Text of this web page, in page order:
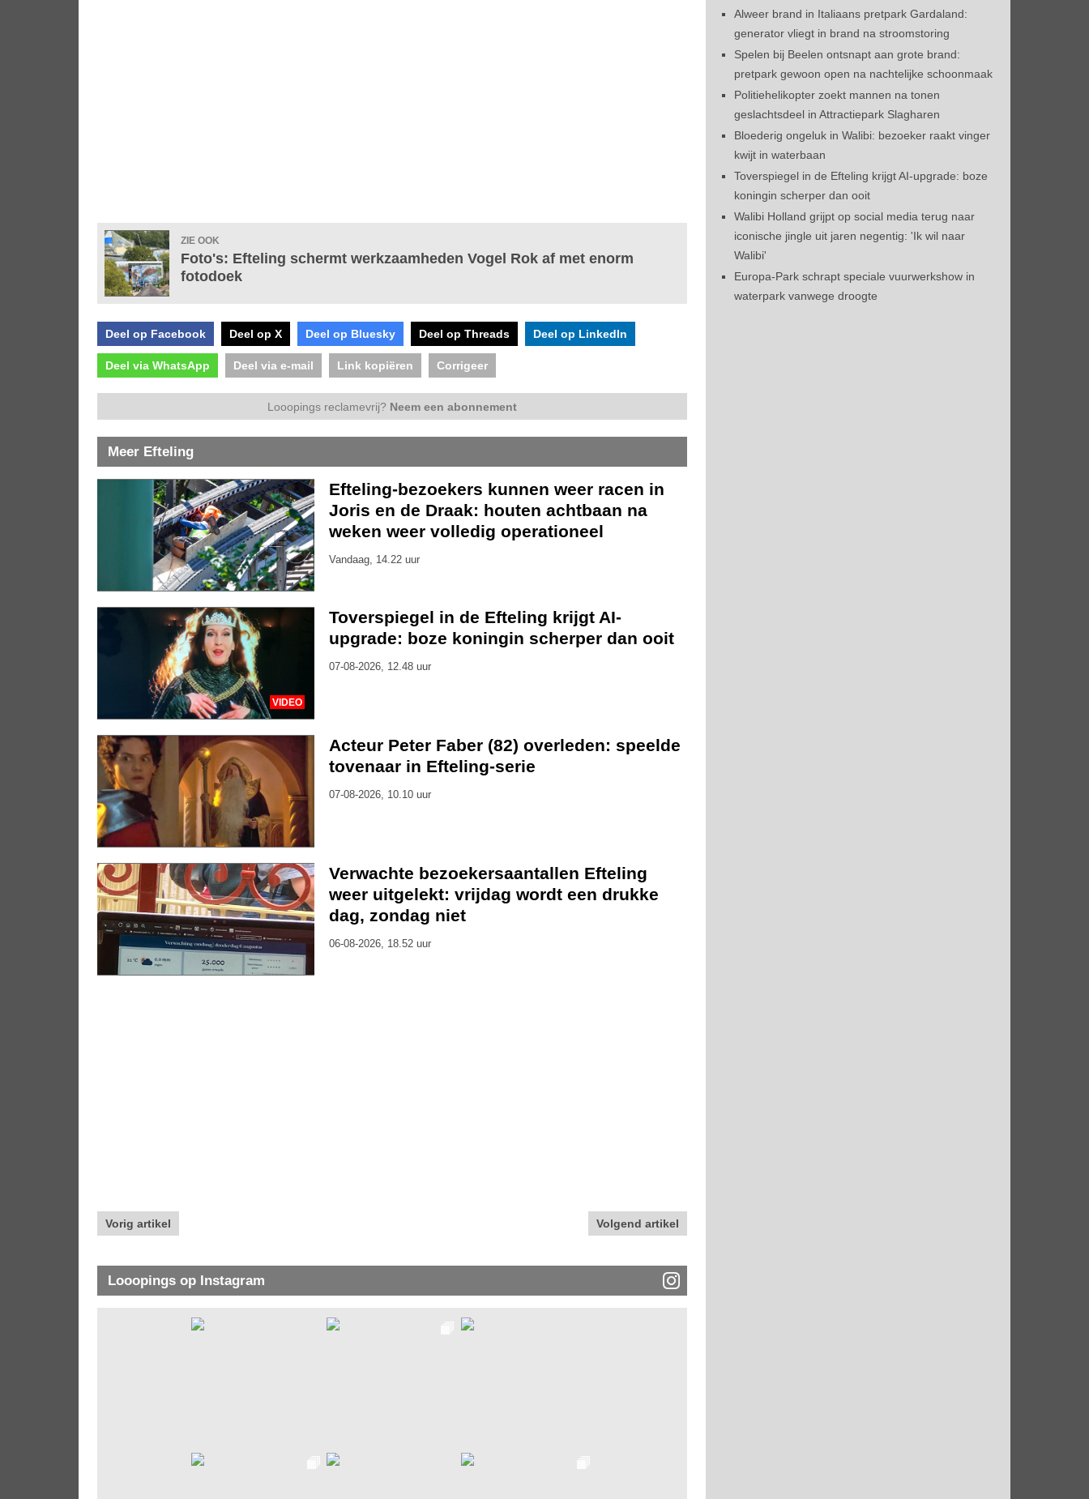
ZIE OOK
Foto's: Efteling schermt werkzaamheden Vogel Rok af met enorm
fotodoek
Deel op Facebook Deel op X Deel op Bluesky Deel op Threads Deel op LinkedIn
Deel via WhatsApp Deel via e-mail Link kopiëren Corrigeer
Looopings reclamevrij? Neem een abonnement
Meer Efteling
Efteling-bezoekers kunnen weer racen in
Joris en de Draak: houten achtbaan na
weken weer volledig operationeel
Vandaag, 14.22 uur
VIDEO
Toverspiegel in de Efteling krijgt AI-
upgrade: boze koningin scherper dan ooit
07-08-2026, 12.48 uur
Acteur Peter Faber (82) overleden: speelde
tovenaar in Efteling-serie
07-08-2026, 10.10 uur
Verwachte bezoekersaantallen Efteling
weer uitgelekt: vrijdag wordt een drukke
dag, zondag niet
06-08-2026, 18.52 uur
Vorig artikel Volgend artikel
Looopings op Instagram
Alweer brand in Italiaans pretpark Gardaland:
generator vliegt in brand na stroomstoring
Spelen bij Beelen ontsnapt aan grote brand:
pretpark gewoon open na nachtelijke schoonmaak
Politiehelikopter zoekt mannen na tonen
geslachtsdeel in Attractiepark Slagharen
Bloederig ongeluk in Walibi: bezoeker raakt vinger
kwijt in waterbaan
Toverspiegel in de Efteling krijgt AI-upgrade: boze
koningin scherper dan ooit
Walibi Holland grijpt op social media terug naar
iconische jingle uit jaren negentig: 'Ik wil naar
Walibi'
Europa-Park schrapt speciale vuurwerkshow in
waterpark vanwege droogte